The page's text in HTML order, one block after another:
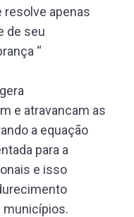
resolve apenas
de seu
“
e atravancam as
a equação
para a
e isso
municípios.